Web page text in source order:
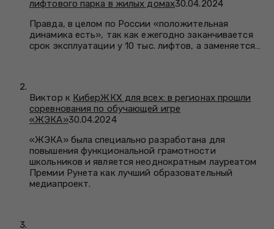
лифтового парка в жилых домах30.04.2024
Правда, в целом по России «положительная
динамика есть», так как ежегодно заканчивается
срок эксплуатации у 10 тыс. лифтов, а заменяется…
Виктор к КиберЖКХ для всех: в регионах прошли
соревнования по обучающей игре
«ЖЭКА»30.04.2024
«ЖЭКА» была специально разработана для
повышения функциональной грамотности
школьников и является неоднократным лауреатом
Премии Рунета как лучший образовательный
медиапроект.